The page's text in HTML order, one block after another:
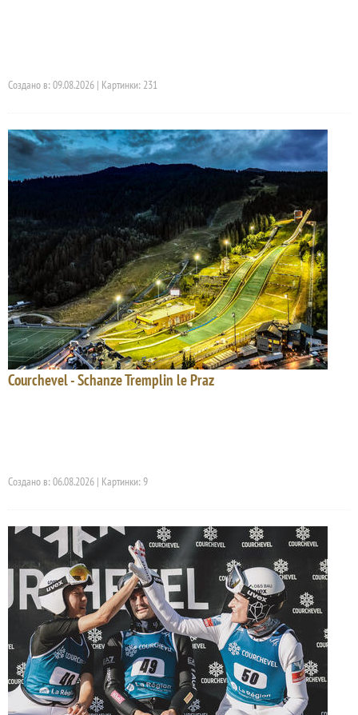
Создано в: 09.08.2026 | Картинки: 231
Courchevel - Schanze Tremplin le Praz
Создано в: 06.08.2026 | Картинки: 9